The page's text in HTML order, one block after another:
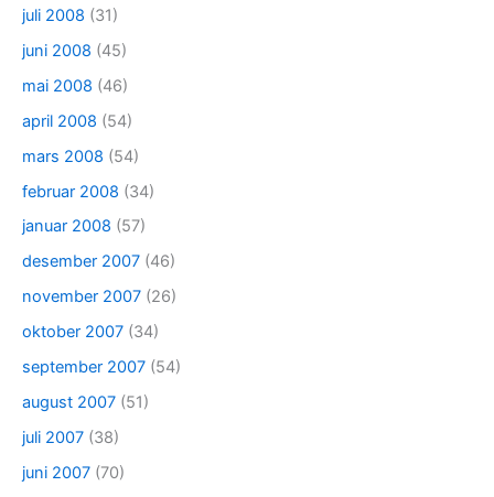
juli 2008 (31)
juni 2008 (45)
mai 2008 (46)
april 2008 (54)
mars 2008 (54)
februar 2008 (34)
januar 2008 (57)
desember 2007 (46)
november 2007 (26)
oktober 2007 (34)
september 2007 (54)
august 2007 (51)
juli 2007 (38)
juni 2007 (70)